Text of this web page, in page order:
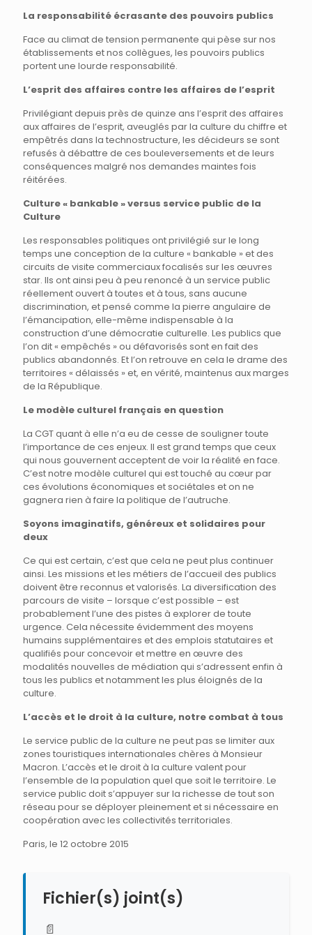
La responsabilité écrasante des pouvoirs publics
Face au climat de tension permanente qui pèse sur nos
établissements et nos collègues, les pouvoirs publics
portent une lourde responsabilité.
L’esprit des affaires contre les affaires de l’esprit
Privilégiant depuis près de quinze ans l’esprit des affaires
aux affaires de l’esprit, aveuglés par la culture du chiffre et
empêtrés dans la technostructure, les décideurs se sont
refusés à débattre de ces bouleversements et de leurs
conséquences malgré nos demandes maintes fois
réitérées.
Culture « bankable » versus service public de la
Culture
Les responsables politiques ont privilégié sur le long
temps une conception de la culture « bankable » et des
circuits de visite commerciaux focalisés sur les œuvres
star. Ils ont ainsi peu à peu renoncé à un service public
réellement ouvert à toutes et à tous, sans aucune
discrimination, et pensé comme la pierre angulaire de
l’émancipation, elle-même indispensable à la
construction d’une démocratie culturelle. Les publics que
l’on dit « empêchés » ou défavorisés sont en fait des
publics abandonnés. Et l’on retrouve en cela le drame des
territoires « délaissés » et, en vérité, maintenus aux marges
de la République.
Le modèle culturel français en question
La CGT quant à elle n’a eu de cesse de souligner toute
l’importance de ces enjeux. Il est grand temps que ceux
qui nous gouvernent acceptent de voir la réalité en face.
C’est notre modèle culturel qui est touché au cœur par
ces évolutions économiques et sociétales et on ne
gagnera rien à faire la politique de l’autruche.
Soyons imaginatifs, généreux et solidaires pour
deux
Ce qui est certain, c’est que cela ne peut plus continuer
ainsi. Les missions et les métiers de l’accueil des publics
doivent être reconnus et valorisés. La diversification des
parcours de visite – lorsque c’est possible – est
probablement l’une des pistes à explorer de toute
urgence. Cela nécessite évidemment des moyens
humains supplémentaires et des emplois statutaires et
qualifiés pour concevoir et mettre en œuvre des
modalités nouvelles de médiation qui s’adressent enfin à
tous les publics et notamment les plus éloignés de la
culture.
L’accès et le droit à la culture, notre combat à tous
Le service public de la culture ne peut pas se limiter aux
zones touristiques internationales chères à Monsieur
Macron. L’accès et le droit à la culture valent pour
l’ensemble de la population quel que soit le territoire. Le
service public doit s’appuyer sur la richesse de tout son
réseau pour se déployer pleinement et si nécessaire en
coopération avec les collectivités territoriales.
Paris, le 12 octobre 2015
Fichier(s) joint(s)
📄